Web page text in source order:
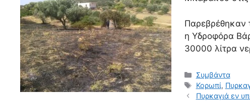
Παρεβρέθηκαν
η Υδροφόρα
30000 λίτρα
Συμβάντα
Κορωπί,
Πυρκαγιά εν